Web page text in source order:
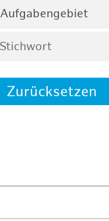
Aufgabengebiet
Zurücksetzen